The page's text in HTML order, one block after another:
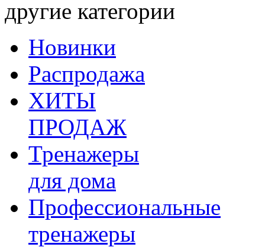
другие категории
Новинки
Распродажа
ХИТЫ
ПРОДАЖ
Тренажеры
для дома
Профессиональные
тренажеры